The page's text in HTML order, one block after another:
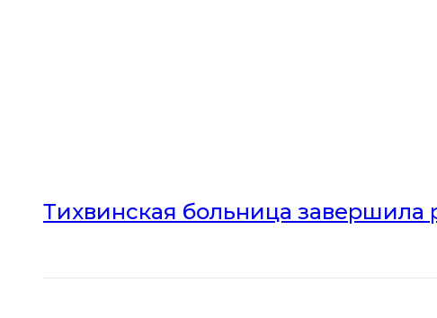
Тихвинская больница завершила